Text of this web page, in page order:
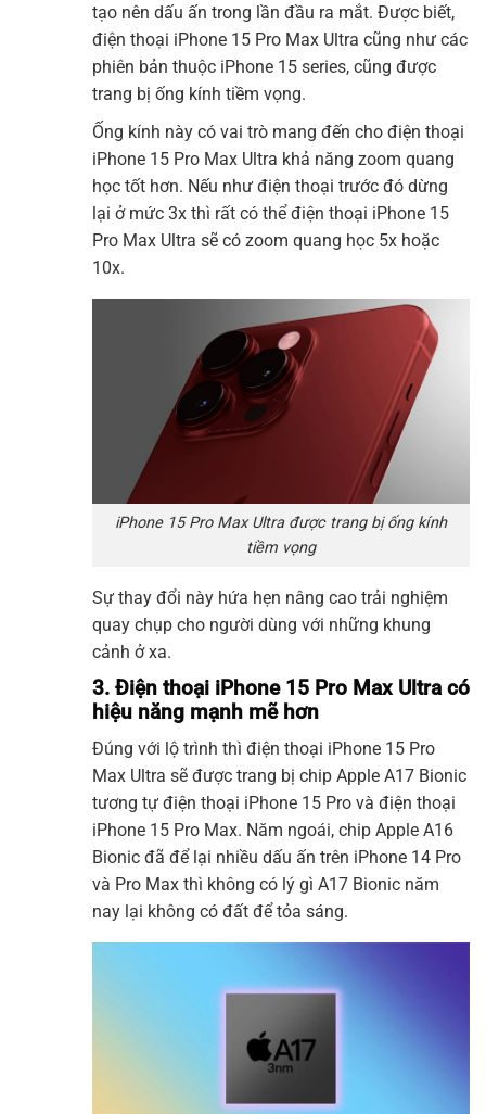
tạo nên dấu ấn trong lần đầu ra mắt. Được biết,
điện thoại iPhone 15 Pro Max Ultra cũng như các
phiên bản thuộc iPhone 15 series, cũng được
trang bị ống kính tiềm vọng.
Ống kính này có vai trò mang đến cho điện thoại
iPhone 15 Pro Max Ultra khả năng zoom quang
học tốt hơn. Nếu như điện thoại trước đó dừng
lại ở mức 3x thì rất có thể điện thoại iPhone 15
Pro Max Ultra sẽ có zoom quang học 5x hoặc
10x.
iPhone 15 Pro Max Ultra được trang bị ống kính
tiềm vọng
Sự thay đổi này hứa hẹn nâng cao trải nghiệm
quay chụp cho người dùng với những khung
cảnh ở xa.
3. Điện thoại iPhone 15 Pro Max Ultra có
hiệu năng mạnh mẽ hơn
Đúng với lộ trình thì điện thoại iPhone 15 Pro
Max Ultra sẽ được trang bị chip Apple A17 Bionic
tương tự điện thoại iPhone 15 Pro và điện thoại
iPhone 15 Pro Max. Năm ngoái, chip Apple A16
Bionic đã để lại nhiều dấu ấn trên iPhone 14 Pro
và Pro Max thì không có lý gì A17 Bionic năm
nay lại không có đất để tỏa sáng.